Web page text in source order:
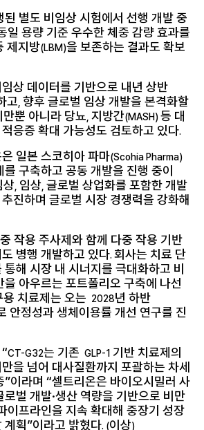
된 별도 비임상 시험에서 선행 개발 중
일 용량 기준 우수한 체중 감량 효과를
제지방(LBM)을 보존하는 결과도 확보
상 데이터를 기반으로 내년 상반
고 향후 글로벌 임상 개발을 본격화할
뿐 아니라 당뇨 지방간(MASH)등 대
응증 확대 가능성도 검토하고 있다.
일본 스코히아 파마(Scohia Pharma)
구축하고 공동 개발을 진행 중이
상 임상 글로벌 상업화를 포함한 개발
진하며 글로벌 시장 경쟁력을 강화해
중 작용 주사제와 함께 다중 작용 기반
병행 개발하고 있다. 회사는 치료 단
해 시장 내 시너지를 극대화하고 비
을 아우르는 포트폴리오 구축에 나선
용 치료제는 오는 2028년 하반
안정성과 생체이용률 개선 연구를 진
CT-G32는 기존 GLP-1 기반 치료제의
을 넘어 대사질환까지 포괄하는 차세
”이라며 “셀트리온은 바이오시밀러 사
벌 개발·생산 역량을 기반으로 비만
이프라인을 지속 확대해 중장기 성장
계획”이라고 밝혔다. (이상)